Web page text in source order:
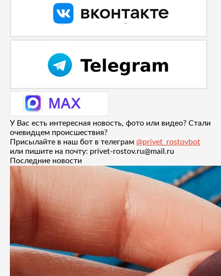
У Вас есть интересная новость, фото или видео? Стали
очевидцем происшествия?
Присылайте в наш бот в телеграм @privet_rostovbot
или пишите на почту: privet-rostov.ru@mail.ru
Последние новости